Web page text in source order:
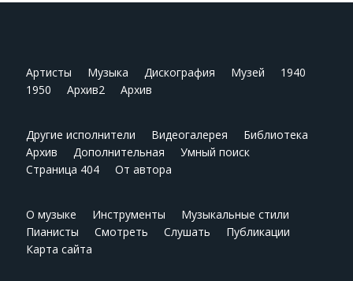
Артисты Музыка Дискография Музей
1940
1950
Архив2 Архив
Другие исполнители Видеогалерея
Библиотека
Архив
Дополнительная
Умный поиск
Страница 404
От автора
О музыке Инструменты
Музыкальные стили
Пианисты
Смотреть Слушать
Публикации
Карта сайта